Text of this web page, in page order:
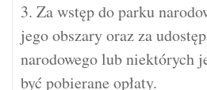
3. Za wstęp do parku
jego obszary oraz za
narodowego lub niektórych
być pobierane opłaty.